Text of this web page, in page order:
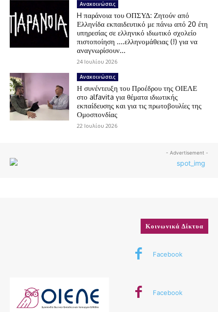
Ανακοινώσεις
H παράνοια του ΟΠΣΥΔ: Ζητούν από
Ελληνίδα εκπαιδευτικό με πάνω από 20 έτη
υπηρεσίας σε ελληνικό ιδιωτικό σχολείο
πιστοποίηση ….ελληνομάθειας (!) για να
αναγνωρίσουν...
24 Ιουλίου 2026
Ανακοινώσεις
Η συνέντευξη του Προέδρου της ΟΙΕΛΕ
στο alfavita για θέματα ιδιωτικής
εκπαίδευσης και για τις πρωτοβουλίες της
Ομοσπονδίας
22 Ιουλίου 2026
- Advertisement -
Κοινωνικά Δίκτυα
Facebook
Facebook